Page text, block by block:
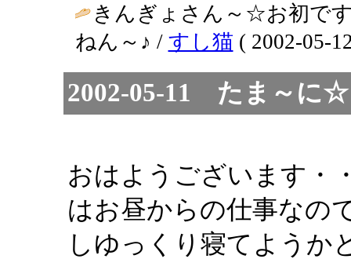
きんぎょさん～☆お初で
ねん～♪ / すし猫 ( 2002-05-
2002-05-11 たま～に
おはようございます・
はお昼からの仕事なの
しゆっくり寝てようか